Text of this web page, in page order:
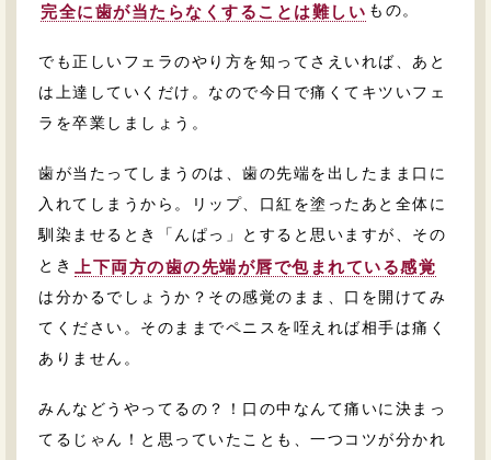
完全に歯が当たらなくすることは難しい もの。
でも正しいフェラのやり方を知ってさえいれば、あと
は上達していくだけ。なので今日で痛くてキツいフェ
ラを卒業しましょう。
歯が当たってしまうのは、歯の先端を出したまま口に
入れてしまうから。リップ、口紅を塗ったあと全体に
馴染ませるとき「んぱっ」とすると思いますが、その
とき
上下両方の歯の先端が唇で包まれている感覚
は分かるでしょうか？その感覚のまま、口を開けてみ
てください。そのままでペニスを咥えれば相手は痛く
ありません。
みんなどうやってるの？！口の中なんて痛いに決まっ
てるじゃん！と思っていたことも、一つコツが分かれ